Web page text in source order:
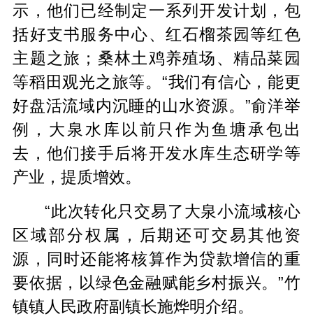
示，他们已经制定一系列开发计划，包
括好支书服务中心、红石榴茶园等红色
主题之旅；桑林土鸡养殖场、精品菜园
等稻田观光之旅等。“我们有信心，能更
好盘活流域内沉睡的山水资源。”俞洋举
例，大泉水库以前只作为鱼塘承包出
去，他们接手后将开发水库生态研学等
产业，提质增效。
“此次转化只交易了大泉小流域核心
区域部分权属，后期还可交易其他资
源，同时还能将核算作为贷款增信的重
要依据，以绿色金融赋能乡村振兴。”竹
镇镇人民政府副镇长施烨明介绍。